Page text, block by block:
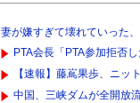
妻が嫌すぎて壊れていった
PTA会長「PTA参加拒否
【速報】藤嶌果歩、ニッ
中国、三峡ダムが全開放